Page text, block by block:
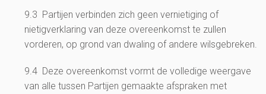
9.3 Partijen verbinden zich geen vernietiging of
nietigverklaring van deze overeenkomst te zullen
vorderen, op grond van dwaling of andere wilsgebreken.
9.4 Deze overeenkomst vormt de volledige weergave
van alle tussen Partijen gemaakte afspraken met